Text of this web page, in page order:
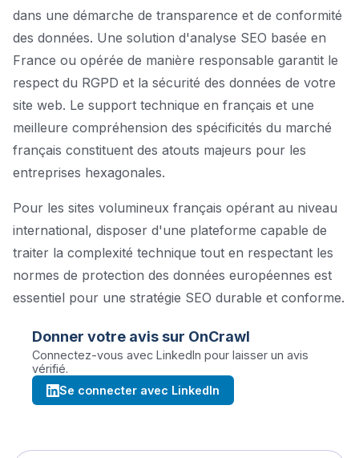
dans une démarche de transparence et de conformité
des données. Une solution d'analyse SEO basée en
France ou opérée de manière responsable garantit le
respect du RGPD et la sécurité des données de votre
site web. Le support technique en français et une
meilleure compréhension des spécificités du marché
français constituent des atouts majeurs pour les
entreprises hexagonales.
Pour les sites volumineux français opérant au niveau
international, disposer d'une plateforme capable de
traiter la complexité technique tout en respectant les
normes de protection des données européennes est
essentiel pour une stratégie SEO durable et conforme.
Donner votre avis sur OnCrawl
Connectez-vous avec LinkedIn pour laisser un avis
vérifié.
Se connecter avec LinkedIn